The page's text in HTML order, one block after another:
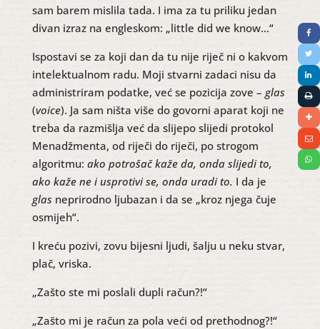
sam barem mislila tada. I ima za tu priliku jedan
divan izraz na engleskom: „little did we know…“
Ispostavi se za koji dan da tu nije riječ ni o kakvom
intelektualnom radu. Moji stvarni zadaci nisu da
administriram podatke, već se pozicija zove – glas
(voice). Ja sam ništa više do govorni aparat koji ne
treba da razmišlja već da slijepo slijedi protokol
Menadžmenta, od riječi do riječi, po strogom
algoritmu: ako potrošač kaže da, onda slijedi to,
ako kaže ne i usprotivi se, onda uradi to. I da je
glasneprirodno ljubazan i da se „kroz njega čuje
osmijeh“.
I kreću pozivi, zovu bijesni ljudi, šalju u neku stvar,
plač, vriska.
„Zašto ste mi poslali dupli račun?!“
„Zašto mi je račun za pola veći od prethodnog?!“